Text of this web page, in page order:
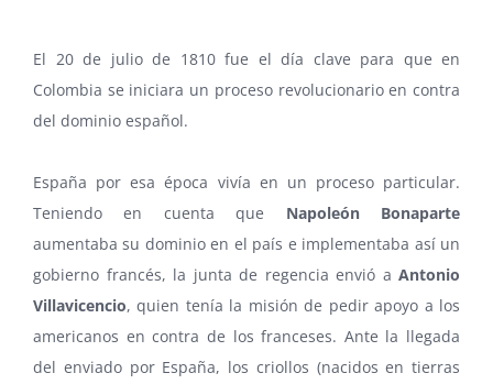
El 20 de julio de 1810 fue el día clave para que en
Colombia se iniciara un proceso revolucionario en contra
del dominio español.
España por esa época vivía en un proceso particular.
Teniendo en cuenta que Napoleón Bonaparte
aumentaba su dominio en el país e implementaba así un
gobierno francés, la junta de regencia envió a Antonio
Villavicencio, quien tenía la misión de pedir apoyo a los
americanos en contra de los franceses. Ante la llegada
del enviado por España, los criollos (nacidos en tierras